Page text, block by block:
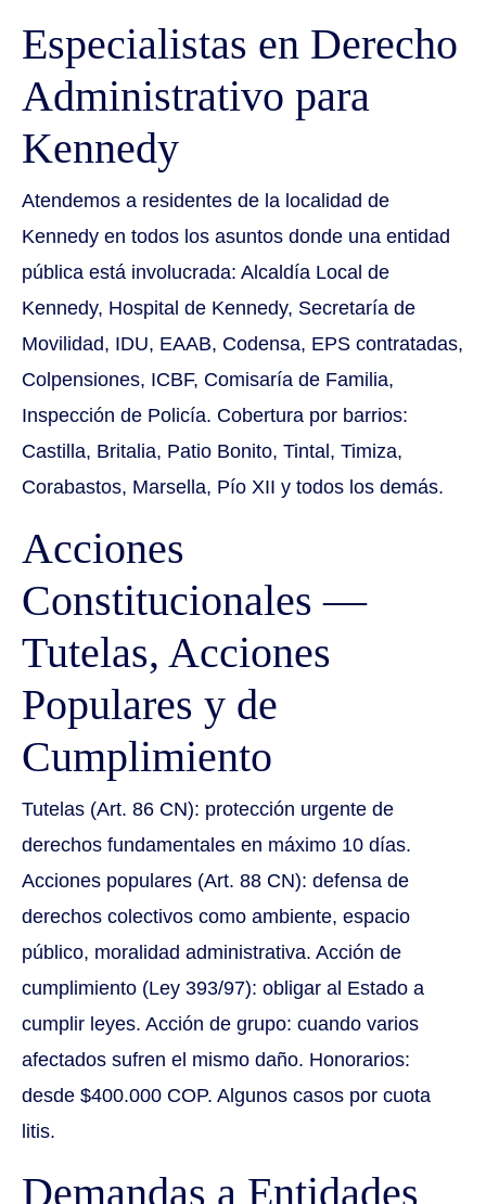
Especialistas en Derecho
Administrativo para
Kennedy
Atendemos a residentes de la localidad de
Kennedy en todos los asuntos donde una entidad
pública está involucrada: Alcaldía Local de
Kennedy, Hospital de Kennedy, Secretaría de
Movilidad, IDU, EAAB, Codensa, EPS contratadas,
Colpensiones, ICBF, Comisaría de Familia,
Inspección de Policía. Cobertura por barrios:
Castilla, Britalia, Patio Bonito, Tintal, Timiza,
Corabastos, Marsella, Pío XII y todos los demás.
Acciones
Constitucionales —
Tutelas, Acciones
Populares y de
Cumplimiento
Tutelas (Art. 86 CN): protección urgente de
derechos fundamentales en máximo 10 días.
Acciones populares (Art. 88 CN): defensa de
derechos colectivos como ambiente, espacio
público, moralidad administrativa. Acción de
cumplimiento (Ley 393/97): obligar al Estado a
cumplir leyes. Acción de grupo: cuando varios
afectados sufren el mismo daño. Honorarios:
desde $400.000 COP. Algunos casos por cuota
litis.
Demandas a Entidades